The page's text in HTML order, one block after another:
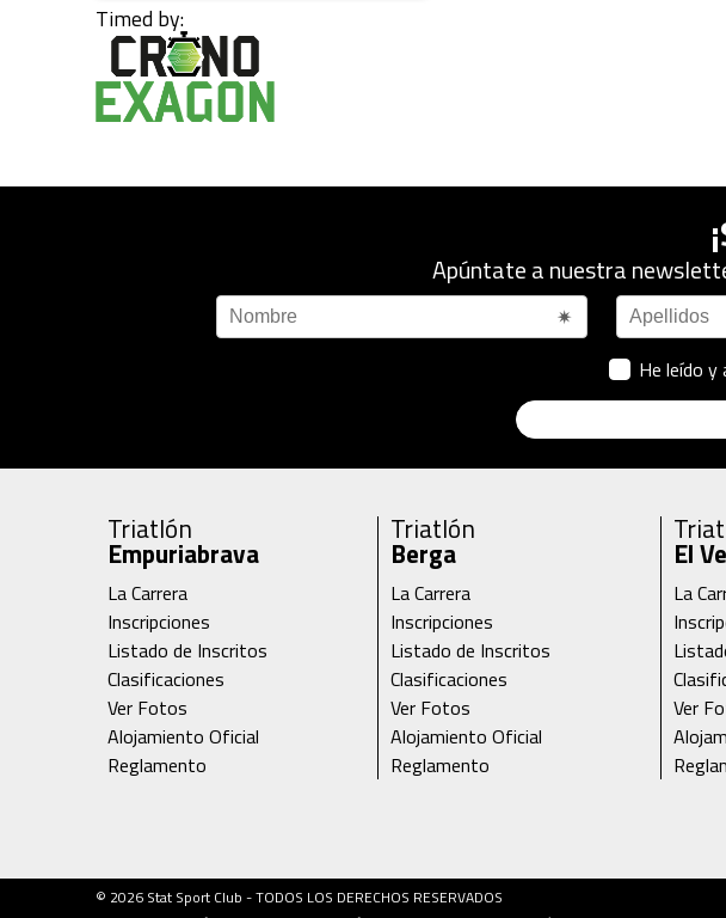
Timed by:
Apúntate a nuestra
He leído y
Triatlón
Empuriabrava
La Carrera
Inscripciones
Listado de Inscritos
Clasificaciones
Ver Fotos
Alojamiento Oficial
Reglamento
Triatlón
Berga
La Carrera
Inscripciones
Listado de Inscritos
Clasificaciones
Ver Fotos
Alojamiento Oficial
Reglamento
El
La
Ver
© 2026 Stat Sport Club - TODOS LOS DERECHOS RESERVADOS